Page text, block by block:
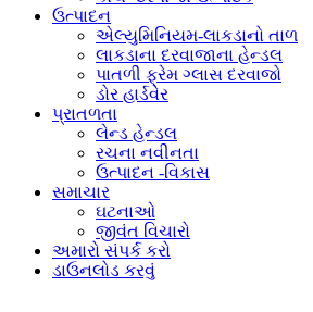
ઉત્પાદન
એલ્યુમિનિયમ-લાકડાનો તાળ
લાકડાના દરવાજાના હેન્ડલ
પાતળી ફ્રેમ ગ્લાસ દરવાજો
ડોર હાર્ડવેર
પ્રાતળતા
લેન્ડ હેન્ડલ
રચના નવીનતા
ઉત્પાદન -વિકાસ
સમાચાર
ઘટનાઓ
જીવંત વિચારો
અમારો સંપર્ક કરો
ડાઉનલોડ કરવું